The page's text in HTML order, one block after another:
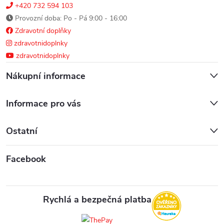
+420 732 594 103
Provozní doba: Po - Pá 9:00 - 16:00
Zdravotní doplňky
zdravotnidoplnky
zdravotnidoplnky
Nákupní informace
Informace pro vás
Ostatní
Facebook
Rychlá a bezpečná platba